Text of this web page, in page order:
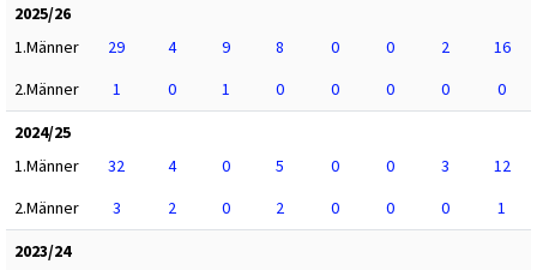
2025/26
1.Männer
29 4 9 8 0 0 2
16
2.Männer
1 0 1 0 0 0 0
0
2024/25
1.Männer
32 4 0 5 0 0 3
12
2.Männer
3 2 0 2 0 0 0
1
2023/24